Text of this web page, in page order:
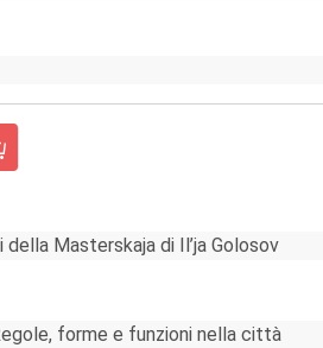
98/2021
Masterskaja di Il’ja Golosov
forme e funzioni nella città